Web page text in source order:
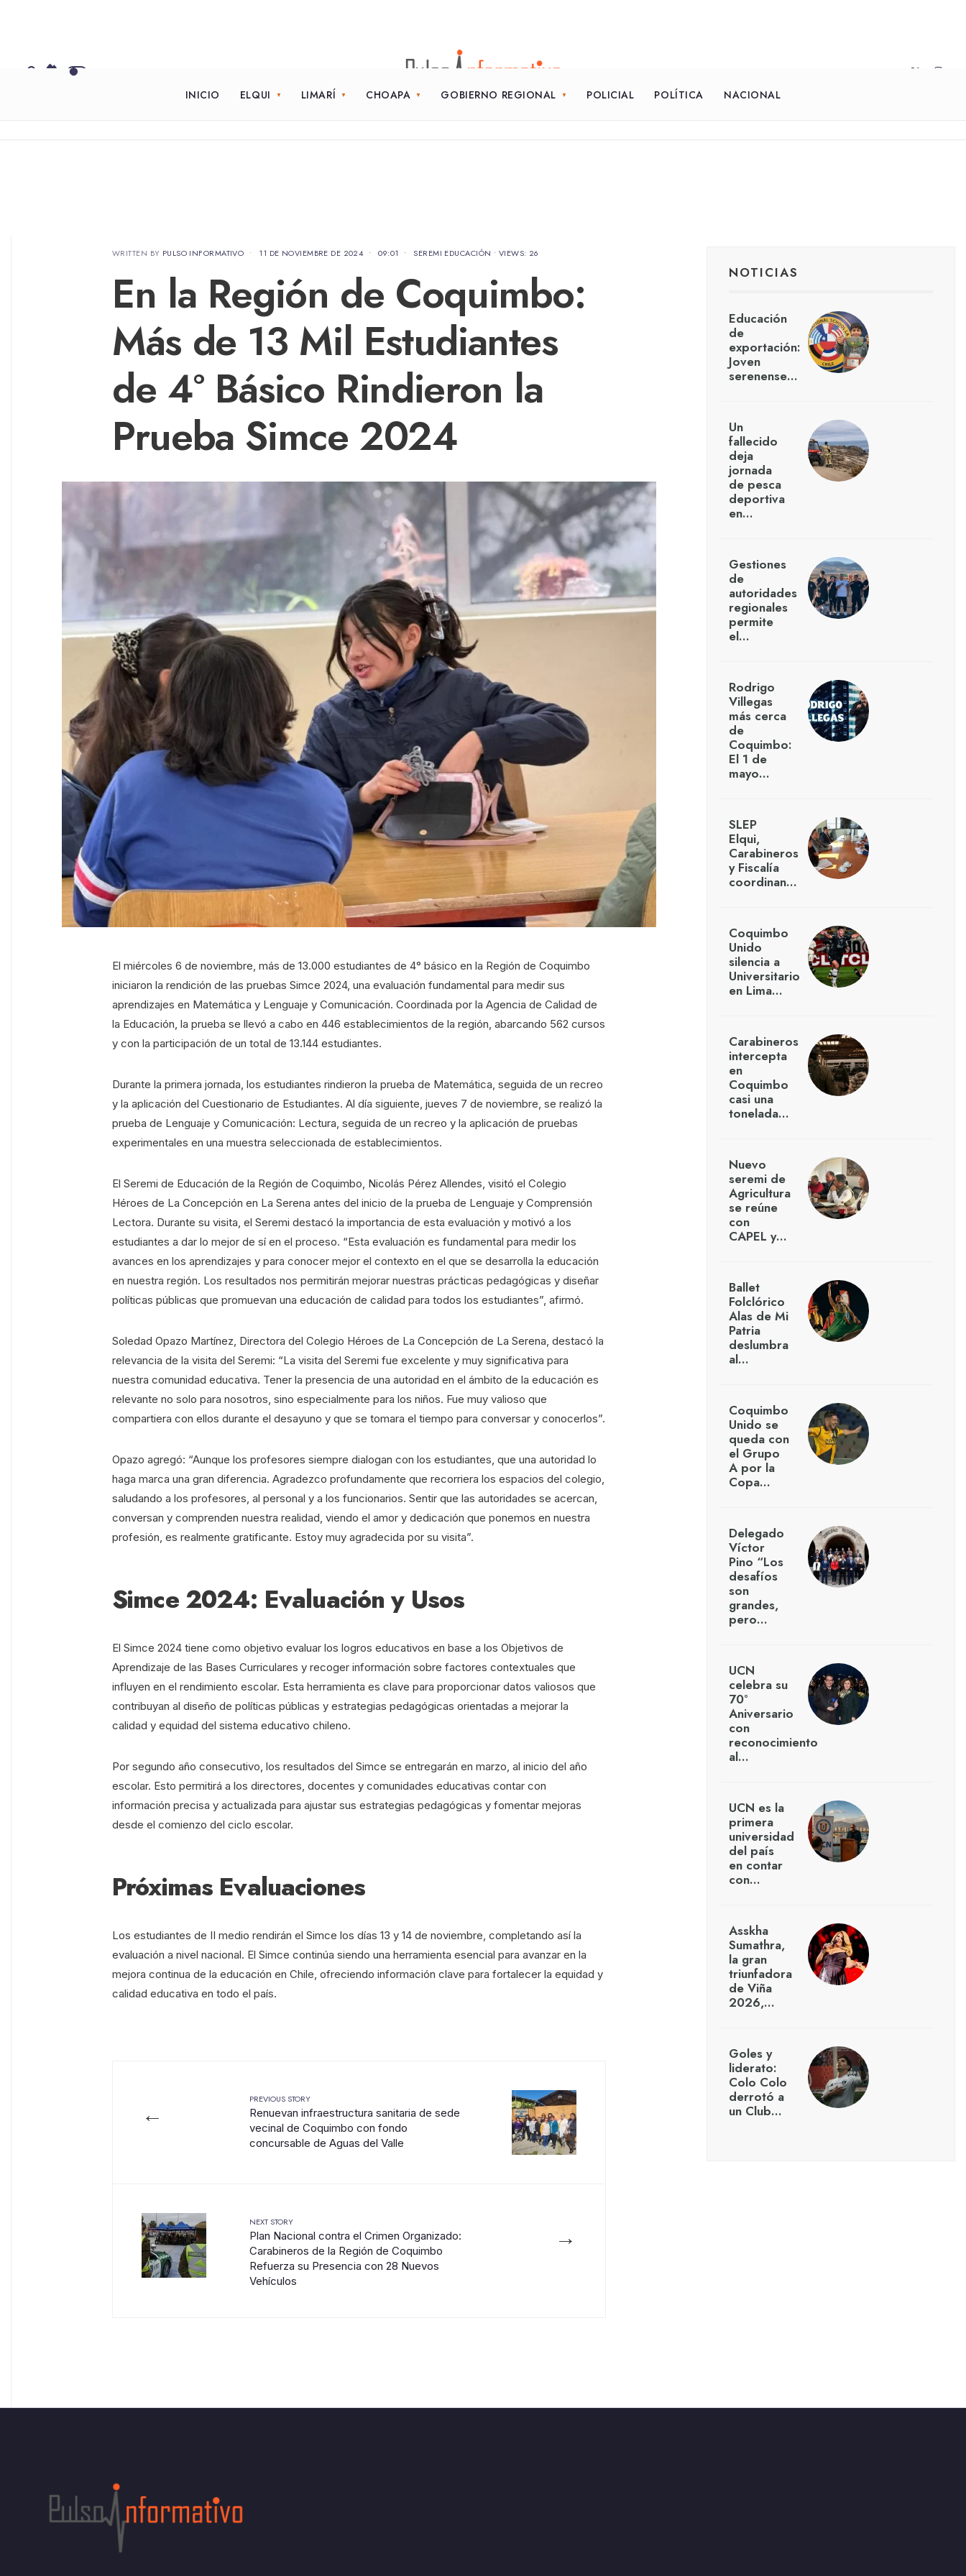
INICIO ELQUI LIMARÍ CHOAPA GOBIERNO REGIONAL POLICIAL POLÍTICA NACIONAL
WRITTEN BY PULSO INFORMATIVO • 11 DE NOVIEMBRE DE 2024 • 09:01 • SEREMI EDUCACIÓN • VIEWS: 26
En la Región de Coquimbo:
Más de 13 Mil Estudiantes
de 4° Básico Rindieron la
Prueba Simce 2024
El miércoles 6 de noviembre, más de 13.000 estudiantes de 4° básico en la Región de Coquimbo
iniciaron la rendición de las pruebas Simce 2024, una evaluación fundamental para medir sus
aprendizajes en Matemática y Lenguaje y Comunicación. Coordinada por la Agencia de Calidad de
la Educación, la prueba se llevó a cabo en 446 establecimientos de la región, abarcando 562 cursos
y con la participación de un total de 13.144 estudiantes.
Durante la primera jornada, los estudiantes rindieron la prueba de Matemática, seguida de un recreo
y la aplicación del Cuestionario de Estudiantes. Al día siguiente, jueves 7 de noviembre, se realizó la
prueba de Lenguaje y Comunicación: Lectura, seguida de un recreo y la aplicación de pruebas
experimentales en una muestra seleccionada de establecimientos.
El Seremi de Educación de la Región de Coquimbo, Nicolás Pérez Allendes, visitó el Colegio
Héroes de La Concepción en La Serena antes del inicio de la prueba de Lenguaje y Comprensión
Lectora. Durante su visita, el Seremi destacó la importancia de esta evaluación y motivó a los
estudiantes a dar lo mejor de sí en el proceso. “Esta evaluación es fundamental para medir los
avances en los aprendizajes y para conocer mejor el contexto en el que se desarrolla la educación
en nuestra región. Los resultados nos permitirán mejorar nuestras prácticas pedagógicas y diseñar
políticas públicas que promuevan una educación de calidad para todos los estudiantes”, afirmó.
Soledad Opazo Martínez, Directora del Colegio Héroes de La Concepción de La Serena, destacó la
relevancia de la visita del Seremi: “La visita del Seremi fue excelente y muy significativa para
nuestra comunidad educativa. Tener la presencia de una autoridad en el ámbito de la educación es
relevante no solo para nosotros, sino especialmente para los niños. Fue muy valioso que
compartiera con ellos durante el desayuno y que se tomara el tiempo para conversar y conocerlos”.
Opazo agregó: “Aunque los profesores siempre dialogan con los estudiantes, que una autoridad lo
haga marca una gran diferencia. Agradezco profundamente que recorriera los espacios del colegio,
saludando a los profesores, al personal y a los funcionarios. Sentir que las autoridades se acercan,
conversan y comprenden nuestra realidad, viendo el amor y dedicación que ponemos en nuestra
profesión, es realmente gratificante. Estoy muy agradecida por su visita”.
Simce 2024: Evaluación y Usos
El Simce 2024 tiene como objetivo evaluar los logros educativos en base a los Objetivos de
Aprendizaje de las Bases Curriculares y recoger información sobre factores contextuales que
influyen en el rendimiento escolar. Esta herramienta es clave para proporcionar datos valiosos que
contribuyan al diseño de políticas públicas y estrategias pedagógicas orientadas a mejorar la
calidad y equidad del sistema educativo chileno.
Por segundo año consecutivo, los resultados del Simce se entregarán en marzo, al inicio del año
escolar. Esto permitirá a los directores, docentes y comunidades educativas contar con
información precisa y actualizada para ajustar sus estrategias pedagógicas y fomentar mejoras
desde el comienzo del ciclo escolar.
Próximas Evaluaciones
Los estudiantes de II medio rendirán el Simce los días 13 y 14 de noviembre, completando así la
evaluación a nivel nacional. El Simce continúa siendo una herramienta esencial para avanzar en la
mejora continua de la educación en Chile, ofreciendo información clave para fortalecer la equidad y
calidad educativa en todo el país.
←
PREVIOUS STORY
Renuevan infraestructura sanitaria de sede
vecinal de Coquimbo con fondo
concursable de Aguas del Valle
→
NEXT STORY
Plan Nacional contra el Crimen Organizado:
Carabineros de la Región de Coquimbo
Refuerza su Presencia con 28 Nuevos
Vehículos
NOTICIAS
Educación
de
exportación:
Joven
serenense…
Un
fallecido
deja
jornada
de pesca
deportiva
en…
Gestiones
de
autoridades
regionales
permite
el…
Rodrigo
Villegas
más cerca
de
Coquimbo:
El 1 de
mayo…
SLEP
Elqui,
Carabineros
y Fiscalía
coordinan…
Coquimbo
Unido
silencia a
Universitario
en Lima…
Carabineros
intercepta
en
Coquimbo
casi una
tonelada…
Nuevo
seremi de
Agricultura
se reúne
con
CAPEL y…
Ballet
Folclórico
Alas de Mi
Patria
deslumbra
al…
Coquimbo
Unido se
queda con
el Grupo
A por la
Copa…
Delegado
Víctor
Pino “Los
desafíos
son
grandes,
pero…
UCN
celebra su
70°
Aniversario
con
reconocimiento
al…
UCN es la
primera
universidad
del país
en contar
con…
Asskha
Sumathra,
la gran
triunfadora
de Viña
2026,…
Goles y
liderato:
Colo Colo
derrotó a
un Club…